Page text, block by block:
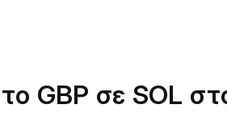
GBP σε SOL